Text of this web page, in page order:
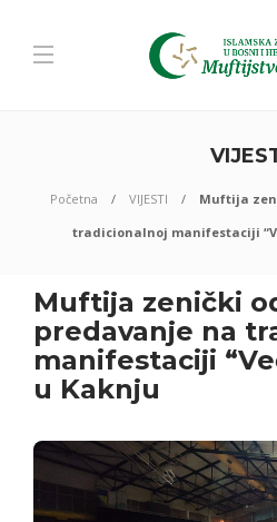
Početna VIJESTI
Muftija
tradicionalnoj manifestaciji
Muftija zenički
predavanje na
manifestaciji
u Kaknju